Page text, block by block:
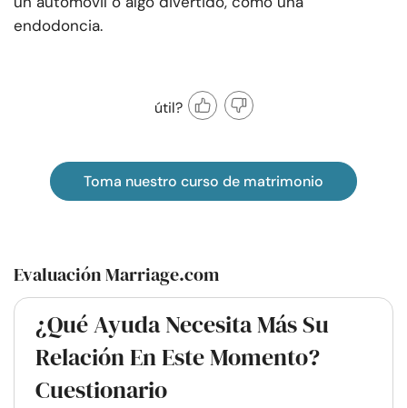
endodoncia.
útil?
Toma nuestro curso de matrimonio
Evaluación Marriage.com
¿Qué Ayuda Necesita Más Su
Relación En Este Momento?
Cuestionario